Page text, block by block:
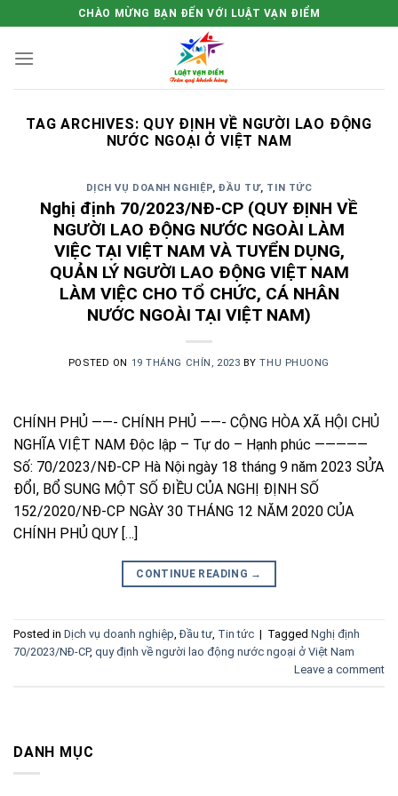
to
content
CHÀO MỪNG BẠN ĐẾN VỚI LUẬT VẠN ĐIỂM
TAG ARCHIVES: QUY ĐỊNH VỀ NGƯỜI LAO ĐỘNG
NƯỚC NGOẠI Ở VIỆT NAM
DỊCH VỤ DOANH NGHIỆP, ĐẦU TƯ, TIN TỨC
Nghị định 70/2023/NĐ-CP (QUY ĐỊNH VỀ
NGƯỜI LAO ĐỘNG NƯỚC NGOÀI LÀM
VIỆC TẠI VIỆT NAM VÀ TUYỂN DỤNG,
QUẢN LÝ NGƯỜI LAO ĐỘNG VIỆT NAM
LÀM VIỆC CHO TỔ CHỨC, CÁ NHÂN
NƯỚC NGOÀI TẠI VIỆT NAM)
POSTED ON 19 THÁNG CHÍN, 2023 BYTHU PHUONG
CHÍNH PHỦ ——- CHÍNH PHỦ ——- CỘNG HÒA XÃ HỘI CHỦ
NGHĨA VIỆT NAM Độc lập – Tự do – Hạnh phúc —————
Số: 70/2023/NĐ-CP Hà Nội ngày 18 tháng 9 năm 2023 SỬA
ĐỔI, BỔ SUNG MỘT SỐ ĐIỀU CỦA NGHỊ ĐỊNH SỐ
152/2020/NĐ-CP NGÀY 30 THÁNG 12 NĂM 2020 CỦA
CHÍNH PHỦ QUY […]
CONTINUE READING →
Posted in Dịch vụ doanh nghiệp ,Đầu tư Tin tức | Tagged Nghị định
70/2023/NĐ-CP, quy định về người lao động nước ngoại ở Việt Nam
Leave a comment
DANH MỤC